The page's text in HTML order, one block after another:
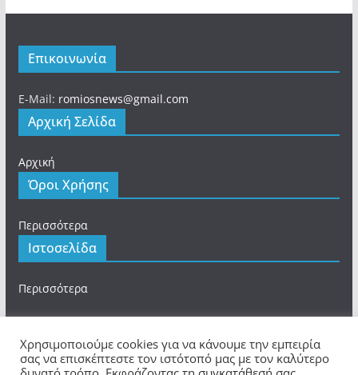
Επικοινωνία
E-Mail: romiosnews@gmail.com
Αρχική Σελίδα
Αρχική
Όροι Χρήσης
Περισσότερα
Ιστοσελίδα
Περισσότερα
Χρησιμοποιούμε cookies για να κάνουμε την εμπειρία
σας να επισκέπτεστε τον ιστότοπό μας με τον καλύτερο